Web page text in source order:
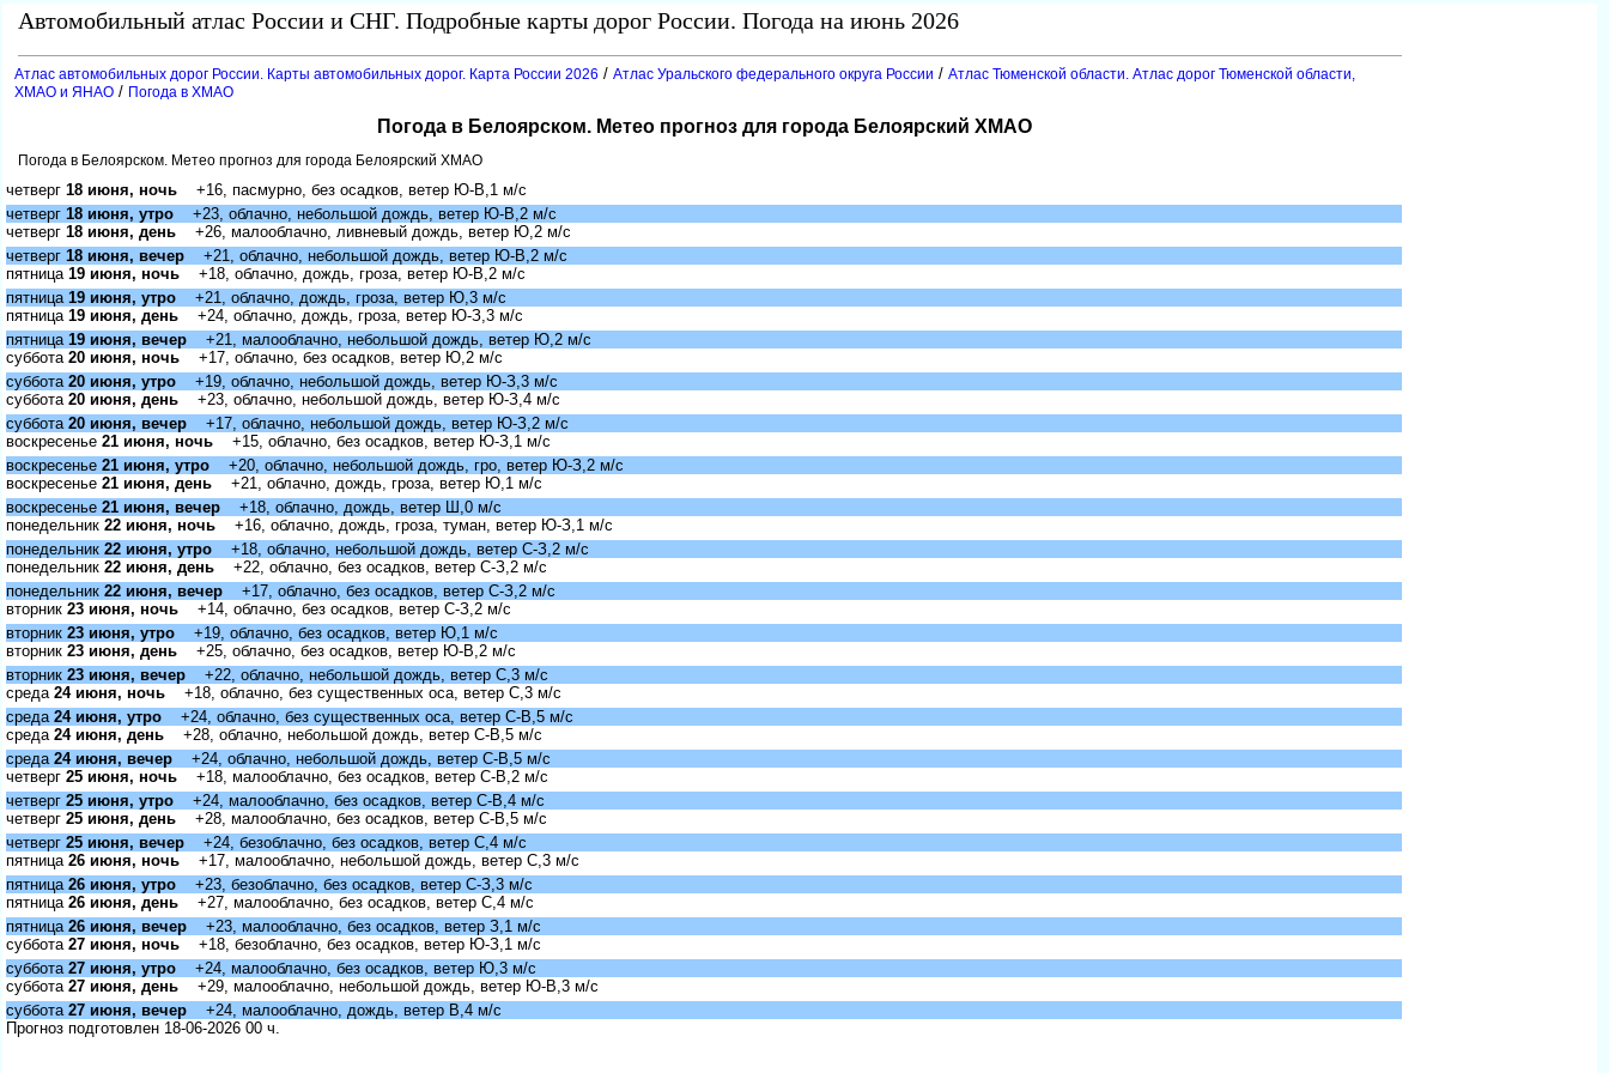
Автомобильный атлас России и СНГ. Подробные карты дорог России. Погода на июнь 2026
Атлас автомобильных дорог России. Карты автомобильных дорог. Карта России 2026 / Атлас Уральского федерального округа России / Атлас Тюменской области. Атлас дорог Тюменской области,
ХМАО и ЯНАО / Погода в ХМАО
Погода в Белоярском. Метео прогноз для города Белоярский ХМАО
Погода в Белоярском. Метео прогноз для города Белоярский ХМАО
четвер 18 июня, ночь +16, пасмурно, без осадков, ветер Ю-В,1 м/с
четвер 18 июня, утро +23, облачно, небольшой дождь, ветер Ю-В,2 м/с
четвер 18 июня, день +26, малооблачно, ливневый дождь, ветер Ю,2 м/с
четвер 18 июня, вечер +21, облачно, небольшой дождь, ветер Ю-В,2 м/с
пятница 19 июня, ночь +18, облачно, дождь, гроза, ветер Ю-В,2 м/с
пятница 19 июня, утро +21, облачно, дождь, гроза, ветер Ю,3 м/с
пятница 19 июня, день +24, облачно, дождь, гроза, ветер Ю-З,3 м/с
пятница 19 июня, вечер +21, малооблачно, небольшой дождь, ветер Ю,2 м/с
суббота 20 июня, ночь +17, облачно, без осадков, ветер Ю,2 м/с
суббота 20 июня, утро +19, облачно, небольшой дождь, ветер Ю-З,3 м/с
суббота 20 июня, день +23, облачно, небольшой дождь, ветер Ю-З,4 м/с
суббота 20 июня, вечер +17, облачно, небольшой дождь, ветер Ю-З,2 м/с
оскресенье 21 июня, ночь +15, облачно, без осадков, ветер Ю-З,1 м/с
оскресенье 21 июня, утро +20, облачно, небольшой дождь, гро, ветер Ю-З,2 м/с
оскресенье 21 июня, день +21, облачно, дождь, гроза, ветер Ю,1 м/с
оскресенье 21 июня, вечер +18, облачно, дождь, ветер Ш,0 м/с
понедельник 22 июня, ночь +16, облачно, дождь, гроза, туман, ветер Ю-З,1 м/с
понедельник 22 июня, утро +18, облачно, небольшой дождь, ветер С-З,2 м/с
понедельник 22 июня, день +22, облачно, без осадков, ветер С-З,2 м/с
понедельник 22 июня, вечер +17, облачно, без осадков, ветер С-З,2 м/с
торник 23 июня, ночь +14, облачно, без осадков, ветер С-З,2 м/с
торник 23 июня, утро +19, облачно, без осадков, ветер Ю,1 м/с
торник 23 июня, день +25, облачно, без осадков, ветер Ю-В,2 м/с
торник 23 июня, вечер +22, облачно, небольшой дождь, ветер С,3 м/с
среда 24 июня, ночь +18, облачно, без существенных оса, ветер С,3 м/с
среда 24 июня, утро +24, облачно, без существенных оса, ветер С-В,5 м/с
среда 24 июня, день +28, облачно, небольшой дождь, ветер С-В,5 м/с
среда 24 июня, вечер +24, облачно, небольшой дождь, ветер С-В,5 м/с
четвер 25 июня, ночь +18, малооблачно, без осадков, ветер С-В,2 м/с
четвер 25 июня, утро +24, малооблачно, без осадков, ветер С-В,4 м/с
четвер 25 июня, день +28, малооблачно, без осадков, ветер С-В,5 м/с
четвер 25 июня, вечер +24, безоблачно, без осадков, ветер С,4 м/с
пятница 26 июня, ночь +17, малооблачно, небольшой дождь, ветер С,3 м/с
пятница 26 июня, утро +23, безоблачно, без осадков, ветер С-З,3 м/с
пятница 26 июня, день +27, малооблачно, без осадков, ветер С,4 м/с
пятница 26 июня, вечер +23, малооблачно, без осадков, ветер З,1 м/с
суббота 27 июня, ночь +18, безоблачно, без осадков, ветер Ю-З,1 м/с
суббота 27 июня, утро +24, малооблачно, без осадков, ветер Ю,3 м/с
суббота 27 июня, день +29, малооблачно, небольшой дождь, ветер Ю-В,3 м/с
суббота 27 июня, вечер +24, малооблачно, дождь, ветер В,4 м/с
Прогноз подготовлен 18-06-2026 00 ч.